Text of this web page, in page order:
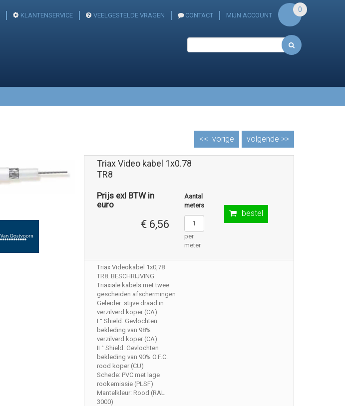
KLANTENSERVICE VEELGESTELDE VRAGEN CONTACT MIJN ACCOUNT
0
volgende >>
<< vorige
Triax Video kabel 1x0.78
TR8
Prijs exl BTW in
euro
€ 6,56
Aantal
meters
per
meter
bestel
Triax Videokabel 1x0,78
TR8. BESCHRIJVING
Triaxiale kabels met twee
gescheiden afschermingen
Geleider: stijve draad in
verzilverd koper (CA)
I ° Shield: Gevlochten
bekleding van 98%
verzilverd koper (CA)
II ° Shield: Gevlochten
bekleding van 90% O.F.C.
rood koper (CU)
Schede: PVC met lage
rookemissie (PLSF)
Mantelkleur: Rood (RAL
3000)